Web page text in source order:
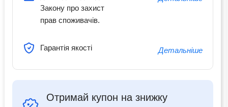
Закону про захист
прав споживачів.
Гарантія якості Детальніше
Отримай купон на знижку